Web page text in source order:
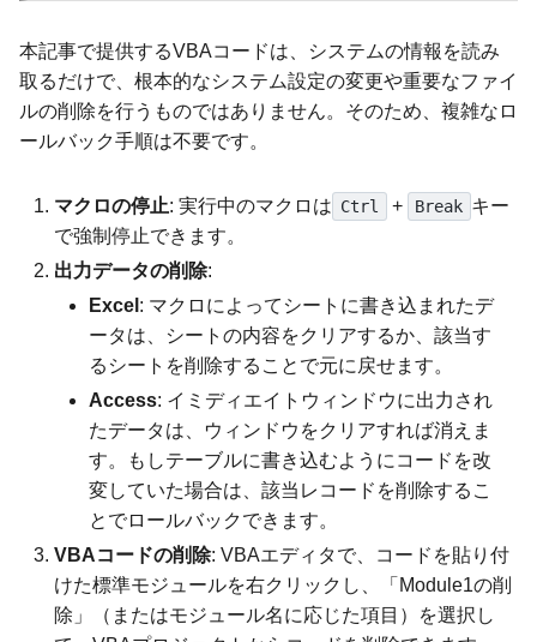
本記事で提供するVBAコードは、システムの情報を読み
取るだけで、根本的なシステム設定の変更や重要なファイ
ルの削除を行うものではありません。そのため、複雑なロ
ールバック手順は不要です。
マクロの停止: 実行中のマクロは Ctrl + Break キー
で強制停止できます。
出力データの削除:
Excel : マクロによってシートに書き込まれたデ
ータは、シートの内容をクリアするか、該当す
るシートを削除することで元に戻せます。
Access: イミディエイトウィンドウに出力され
たデータは、ウィンドウをクリアすれば消えま
す。もしテーブルに書き込むようにコードを改
変していた場合は、該当レコードを削除するこ
とでロールバックできます。
VBAコードの削除: VBAエディタで、コードを貼り付
けた標準モジュールを右クリックし、「Module1の削
除」（またはモジュール名に応じた項目）を選択し